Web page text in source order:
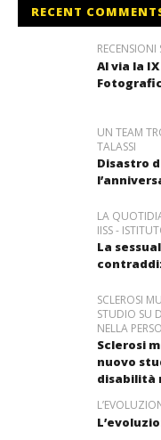
RECENT
Al via la
UN TEAM
TALASSI
Disastro
LA
IISS -
La
SCLEROSI
STUDIO SU
NELLA
Sclerosi
nuovo
disabilità